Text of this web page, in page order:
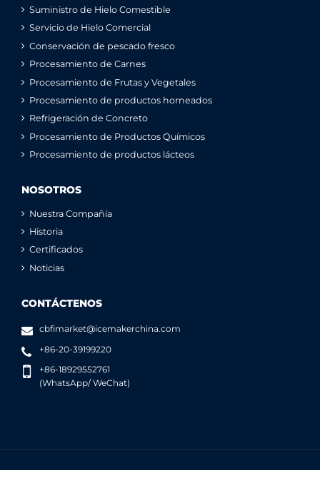
Suministro de Hielo Comestible
Servicio de Hielo Comercial
Conservación de pescado fresco
Procesamiento de Carnes
Procesamiento de Frutas y Vegetales
Procesamiento de productos horneados
Refrigeración de Concreto
Procesamiento de Productos Químicos
Procesamiento de productos lácteos
NOSOTROS
Nuestra Compañía
Historia
Certificados
Noticias
CONTÁCTENOS
cbfimarket@icemakerchina.com
+86-20-39199220
+86-18929552761
(WhatsApp/ WeChat)